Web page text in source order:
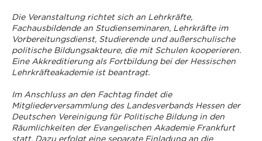
Die Veranstaltung richtet sich an Lehrkräfte,
Fachausbildende an Studienseminaren, Lehrkräfte im
Vorbereitungsdienst, ­Studierende und außerschulische
politische Bildungsakteure, die mit Schulen kooperieren.
Eine Akkreditierung als Fortbildung bei der Hessischen
Lehrkräfteakademie ist beantragt.
Im Anschluss an den Fachtag findet die
Mitgliederversammlung des Landesverbands Hessen der
Deutschen Vereinigung für Politische Bildung in den
Räumlichkeiten der Evangelischen Akademie Frankfurt
statt. Dazu erfolgt eine separate Einladung an die